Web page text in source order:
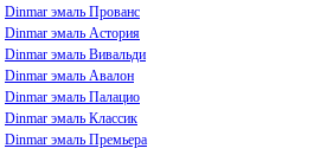
Dinmar эмаль Прованс
Dinmar эмаль Астория
Dinmar эмаль Вивальди
Dinmar эмаль Авалон
Dinmar эмаль Палацио
Dinmar эмаль Классик
Dinmar эмаль Премьера